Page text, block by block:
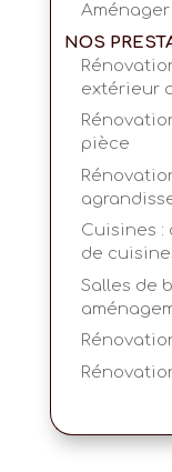
NOS
extérieur
pièce
Cuisines :
de
Salles de